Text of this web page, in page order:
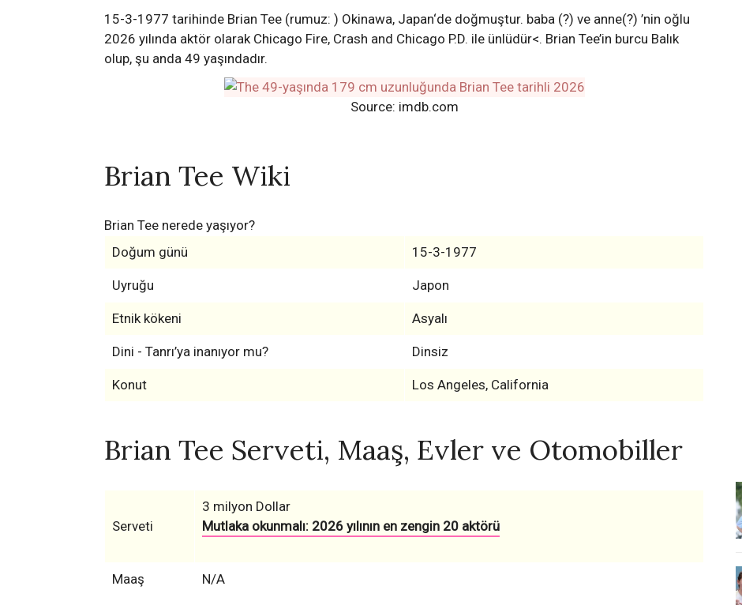
15-3-1977 tarihinde Brian Tee (rumuz: ) Okinawa, Japan‘de doğmuştur. baba (?) ve anne(?) ’nin oğlu
2026 yılında aktör olarak Chicago Fire, Crash and Chicago P.D. ile ünlüdür<. Brian Tee’in burcu Balık
olup, şu anda 49 yaşındadır.
Source: imdb.com
Brian Tee Wiki
Brian Tee nerede yaşıyor?
Doğum günü
15-3-1977
Uyruğu Japon
Etnik kökeni Asyalı
Dini - Tanrı’ya inanıyor mu? Dinsiz
Konut Los Angeles, California
Brian Tee Serveti, Maaş, Evler ve Otomobiller
Serveti
3 milyon Dollar
Mutlaka okunmalı: 2026 yılının en zengin 20 aktörü
Maaş N/A